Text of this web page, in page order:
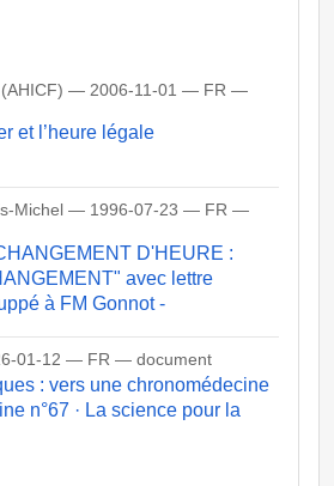
(AHICF) — 2006-11-01 — FR —
et l’heure légale
Michel — 1996-07-23 — FR —
D'HEURE :
avec lettre
à FM Gonnot -
01-12 — FR — document
: vers une chronomédecine
n°67 · La science pour la